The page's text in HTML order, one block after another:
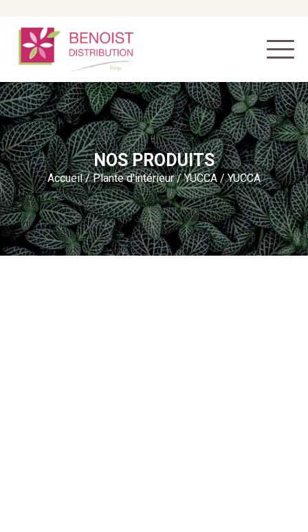
NOS PRODUITS
Accueil/Plante d'intérieur/YUCCA / YUCCA